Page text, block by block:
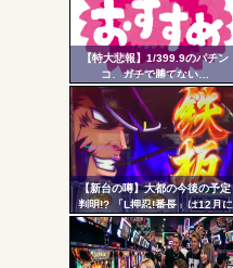
【特大悲報】1/399.9のパチン
コ、ガチで勝てない…
【新台の噂】大都の今後の予定
判明!? 「L押忍!番長」は12月に
登場か